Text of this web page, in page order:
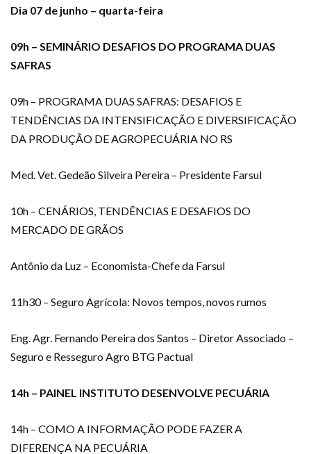
Dia 07 de junho – quarta-feira
09h – SEMINÁRIO DESAFIOS DO PROGRAMA DUAS
SAFRAS
09h – PROGRAMA DUAS SAFRAS: DESAFIOS E
TENDÊNCIAS DA INTENSIFICAÇÃO E DIVERSIFICAÇÃO
DA PRODUÇÃO DE AGROPECUÁRIA NO RS
Med. Vet. Gedeão Silveira Pereira – Presidente Farsul
10h – CENÁRIOS, TENDÊNCIAS E DESAFIOS DO
MERCADO DE GRÃOS
Antônio da Luz – Economista-Chefe da Farsul
11h30 – Seguro Agrícola: Novos tempos, novos rumos
Eng. Agr. Fernando Pereira dos Santos – Diretor Associado –
Seguro e Resseguro Agro BTG Pactual
14h – PAINEL INSTITUTO DESENVOLVE PECUÁRIA
14h – COMO A INFORMAÇÃO PODE FAZER A
DIFERENÇA NA PECUÁRIA